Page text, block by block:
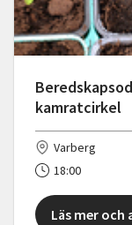
kamratcirkel
Varberg
18:00
Läs mer och